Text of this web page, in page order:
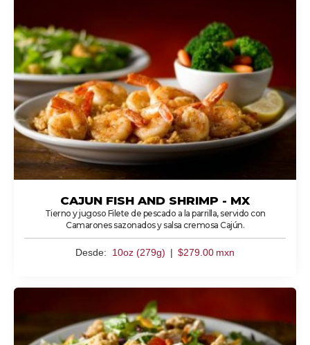
CAJUN FISH AND SHRIMP - MX
Tierno y jugoso Filete de pescado a la parrilla, servido con
Camarones sazonados y salsa cremosa Cajún.
Desde: 10oz (279g) | $279.00 mxn